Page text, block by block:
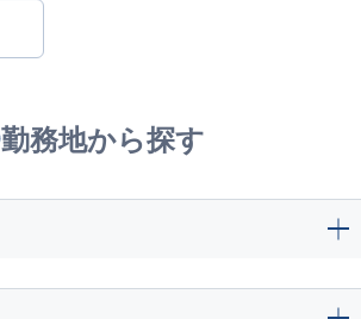
勤務地から探す